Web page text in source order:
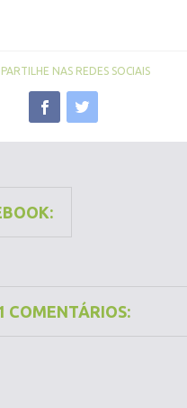
NAS REDES SOCIAIS
COMENTÁRIOS: